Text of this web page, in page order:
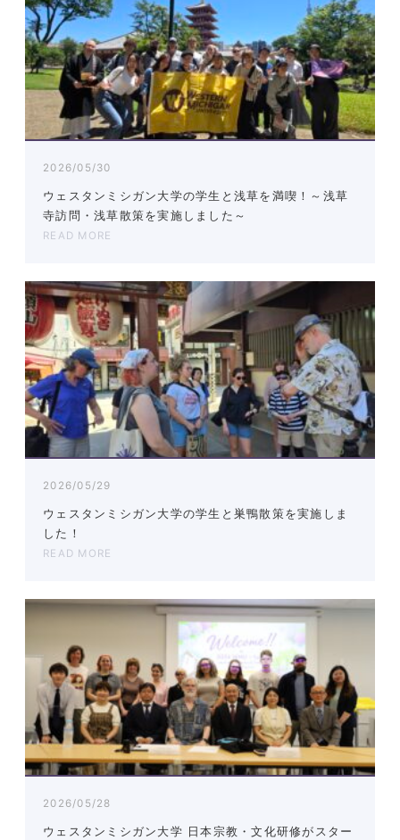
2026/05/30
ウェスタンミシガン大学の学生と浅草を満喫！～浅草
寺訪問・浅草散策を実施しました～
READ MORE
2026/05/29
ウェスタンミシガン大学の学生と巣鴨散策を実施しま
した！
READ MORE
2026/05/28
ウェスタンミシガン大学 日本宗教・文化研修がスター